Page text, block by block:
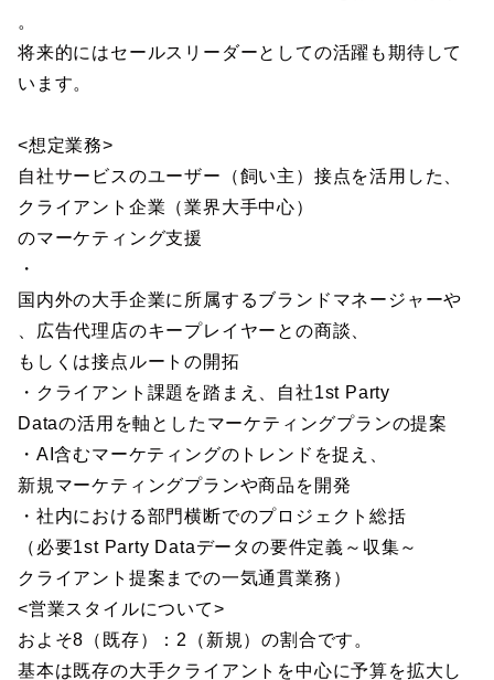
。
将来的にはセールスリーダーとしての活躍も期待して
います。
<想定業務>
自社サービスのユーザー（飼い主）接点を活用した、
クライアント企業（業界大手中心）
のマーケティング支援
・
国内外の大手企業に所属するブランドマネージャーや
、広告代理店のキープレイヤーとの商談、
もしくは接点ルートの開拓
・クライアント課題を踏まえ、自社1st Party
Dataの活用を軸としたマーケティングプランの提案
・AI含むマーケティングのトレンドを捉え、
新規マーケティングプランや商品を開発
・社内における部門横断でのプロジェクト総括
（必要1st Party Dataデータの要件定義～収集～
クライアント提案までの一気通貫業務）
<営業スタイルについて>
およそ8（既存）：2（新規）の割合です。
基本は既存の大手クライアントを中心に予算を拡大し